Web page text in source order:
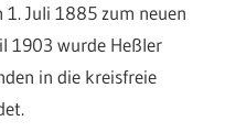
Juli 1885 zum neuen
1903 wurde Heßler
in die kreisfreie